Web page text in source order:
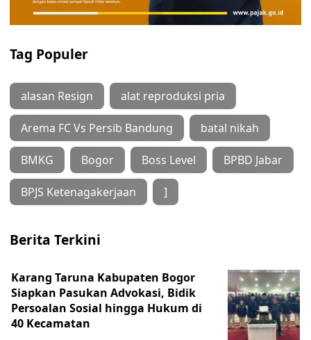
Tag Populer
alasan Resign alat reproduksi pria
Arema FC Vs Persib Bandung batal nikah
BMKG Bogor Boss Level BPBD Jabar
BPJS Ketenagakerjaan ]
Berita Terkini
Karang Taruna Kabupaten Bogor
Siapkan Pasukan Advokasi, Bidik
Persoalan Sosial hingga Hukum di
40 Kecamatan